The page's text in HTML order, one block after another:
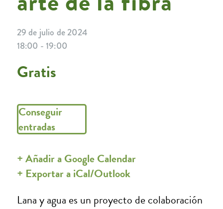
29 de julio de 2024
18:00 - 19:00
Gratis
Conseguir
entradas
+ Añadir a Google Calendar
+ Exportar a iCal/Outlook
Lana y agua es un proyecto de colaboración